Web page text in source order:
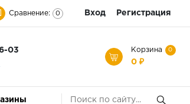
Сравнение: 0 Вход Регистрация
03 Корзина 0
0 ₽